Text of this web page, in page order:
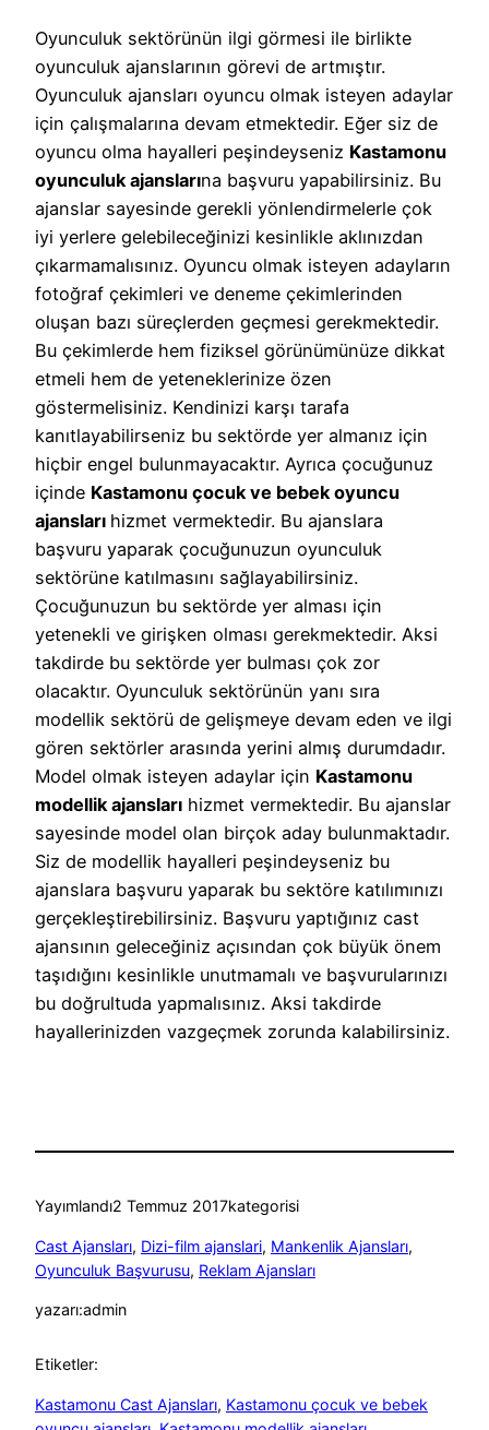
Oyunculuk sektörünün ilgi görmesi ile birlikte
oyunculuk ajanslarının görevi de artmıştır.
Oyunculuk ajansları oyuncu olmak isteyen adaylar
için çalışmalarına devam etmektedir. Eğer siz de
oyuncu olma hayalleri peşindeyseniz Kastamonu
oyunculuk ajanslarına başvuru yapabilirsiniz. Bu
ajanslar sayesinde gerekli yönlendirmelerle çok
iyi yerlere gelebileceğinizi kesinlikle aklınızdan
çıkarmamalısınız. Oyuncu olmak isteyen adayların
fotoğraf çekimleri ve deneme çekimlerinden
oluşan bazı süreçlerden geçmesi gerekmektedir.
Bu çekimlerde hem fiziksel görünümünüze dikkat
etmeli hem de yeteneklerinize özen
göstermelisiniz. Kendinizi karşı tarafa
kanıtlayabilirseniz bu sektörde yer almanız için
hiçbir engel bulunmayacaktır. Ayrıca çocuğunuz
içinde Kastamonu çocuk ve bebek oyuncu
ajansları hizmet vermektedir. Bu ajanslara
başvuru yaparak çocuğunuzun oyunculuk
sektörüne katılmasını sağlayabilirsiniz.
Çocuğunuzun bu sektörde yer alması için
yetenekli ve girişken olması gerekmektedir. Aksi
takdirde bu sektörde yer bulması çok zor
olacaktır. Oyunculuk sektörünün yanı sıra
modellik sektörü de gelişmeye devam eden ve ilgi
gören sektörler arasında yerini almış durumdadır.
Model olmak isteyen adaylar için Kastamonu
modellik ajansları hizmet vermektedir. Bu ajanslar
sayesinde model olan birçok aday bulunmaktadır.
Siz de modellik hayalleri peşindeyseniz bu
ajanslara başvuru yaparak bu sektöre katılımınızı
gerçekleştirebilirsiniz. Başvuru yaptığınız cast
ajansının geleceğiniz açısından çok büyük önem
taşıdığını kesinlikle unutmamalı ve başvurularınızı
bu doğrultuda yapmalısınız. Aksi takdirde
hayallerinizden vazgeçmek zorunda kalabilirsiniz.
Yayımlandı2 Temmuz 2017kategorisi
Cast Ajansları, Dizi-film ajanslari, Mankenlik Ajansları
Oyunculuk Başvurusu, Reklam Ajansları
yazarı:admin
Etiketler:
Kastamonu Cast Ajansları, Kastamonu çocuk ve bebek